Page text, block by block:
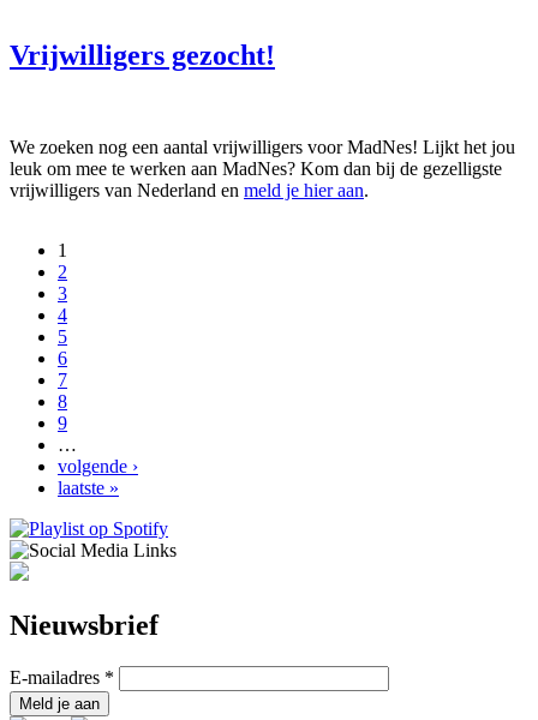
Vrijwilligers gezocht!
We zoeken nog een aantal vrijwilligers voor MadNes! Lijkt het jou
leuk om mee te werken aan MadNes? Kom dan bij de gezelligste
vrijwilligers van Nederland en meld je hier aan.
1
2
3
4
5
6
7
8
9
…
volgende ›
laatste »
Nieuwsbrief
E-mailadres *
Meld je aan